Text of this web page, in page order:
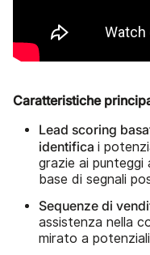
Caratteristiche
Lead scoring
identifica i
grazie ai punteggi
base di segnali
Sequenze di
assistenza nella
mirato a